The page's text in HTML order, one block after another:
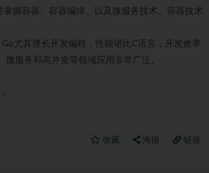
握容器、容器编排、以及微服务技术。容器技术
尤其擅长开发编程，性能堪比C语言，开发效率
服务和高并发等领域应用非常广泛。
收藏 海报 链接